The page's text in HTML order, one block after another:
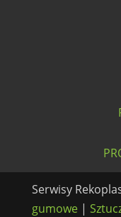
Serwisy
gumowe |